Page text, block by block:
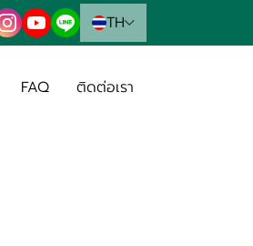
TH
FAQ ติดต่อเรา